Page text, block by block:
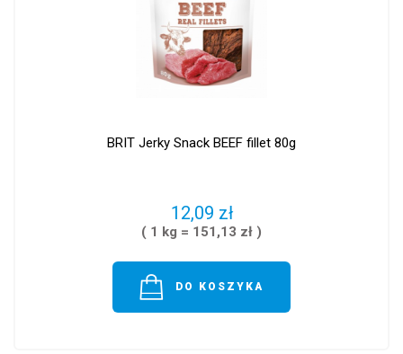
BRIT Jerky Snack BEEF fillet 80g
12,09 zł
( 1 kg = 151,13 zł )
DO KOSZYKA